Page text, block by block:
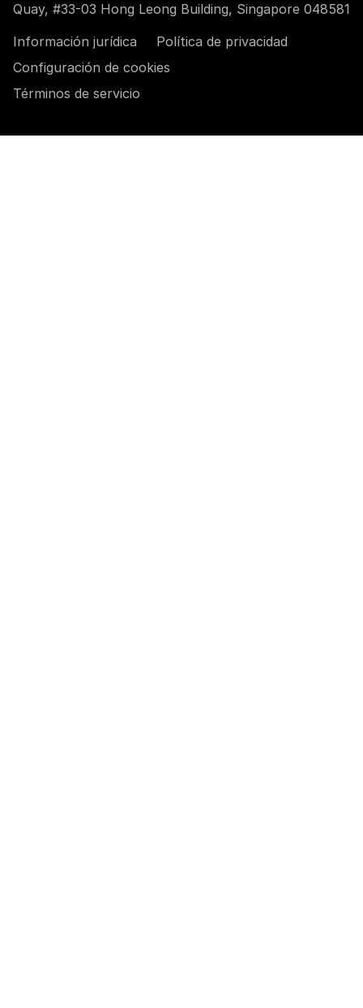
Quay, #33-03 Hong Leong Building, Singapore 048581
Información jurídica
Política de privacidad
Configuración de cookies
Términos de servicio